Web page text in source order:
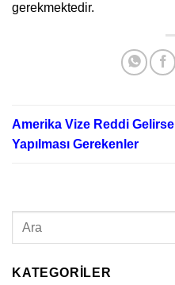
gerekmektedir.
Amerika Vize Reddi Gelirse
Yapılması Gerekenler
KATEGORILER